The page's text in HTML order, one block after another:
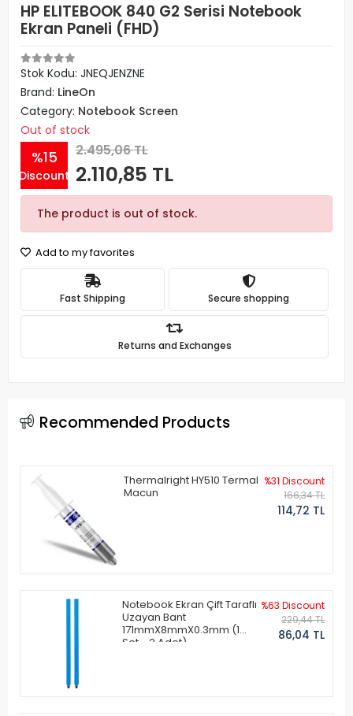
HP ELITEBOOK 840 G2 Serisi Notebook
Ekran Paneli (FHD)
Stok Kodu: JNEQJENZNE
Brand: LineOn
Category: Notebook Screen
Out of stock
%15
Discount
2.495,06 TL
2.110,85 TL
The product is out of stock.
Add to my favorites
Fast Shipping Secure shopping
Returns and Exchanges
Recommended Products
Thermalright HY510 Termal
Macun
%31 Discount
166,34 TL
114,72 TL
Notebook Ekran Çift Taraflı
Uzayan Bant
171mmX8mmX0.3mm (1
Set - 2 Adet)
%63 Discount
229,44 TL
86,04 TL